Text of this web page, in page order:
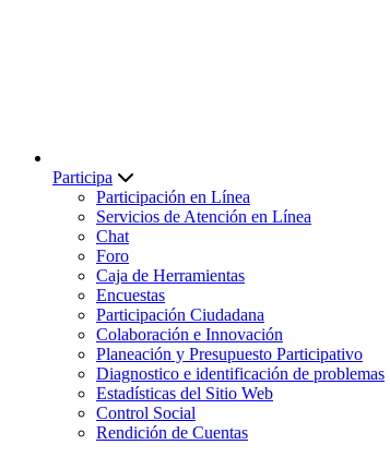
Participa
Participación en Línea
Servicios de Atención en Línea
Chat
Foro
Caja de Herramientas
Encuestas
Participación Ciudadana
Colaboración e Innovación
Planeación y Presupuesto Participativo
Diagnostico e identificación de problemas
Estadísticas del Sitio Web
Control Social
Rendición de Cuentas